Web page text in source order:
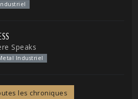
Speaks
Industriel
les chroniques